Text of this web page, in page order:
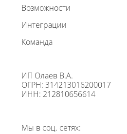
Возможности
Интеграции
Команда
ИП Олаев В.А.
ОГРН: 314213016200017
ИНН: 212810656614
Мы в соц. сетях: